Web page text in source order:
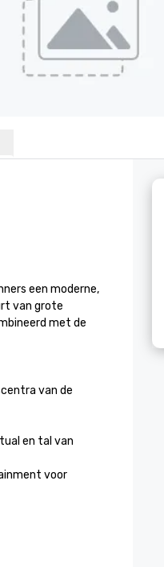
een moderne,
van grote
met de
van de
en tal van
voor